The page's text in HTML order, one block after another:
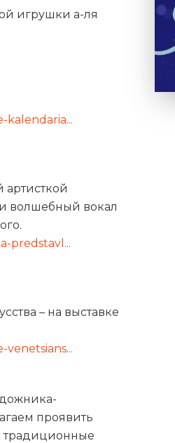
игрушки а-ля
kalendaria...
волшебный вокал
predstavl...
– на выставке
проявить
традиционные